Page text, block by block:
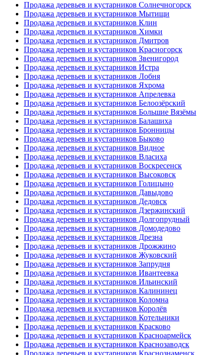
Продажа деревьев и кустарников Солнечногорск
Продажа деревьев и кустарников Мытищи
Продажа деревьев и кустарников Клин
Продажа деревьев и кустарников Химки
Продажа деревьев и кустарников Дмитров
Продажа деревьев и кустарников Красногорск
Продажа деревьев и кустарников Звенигород
Продажа деревьев и кустарников Истра
Продажа деревьев и кустарников Лобня
Продажа деревьев и кустарников Яхрома
Продажа деревьев и кустарников Апрелевка
Продажа деревьев и кустарников Белоозёрский
Продажа деревьев и кустарников Большие Вязёмы
Продажа деревьев и кустарников Балашиха
Продажа деревьев и кустарников Бронницы
Продажа деревьев и кустарников Быково
Продажа деревьев и кустарников Видное
Продажа деревьев и кустарников Власиха
Продажа деревьев и кустарников Воскресенск
Продажа деревьев и кустарников Высоковск
Продажа деревьев и кустарников Голицыно
Продажа деревьев и кустарников Давыдово
Продажа деревьев и кустарников Дедовск
Продажа деревьев и кустарников Дзержинский
Продажа деревьев и кустарников Долгопрудный
Продажа деревьев и кустарников Домодедово
Продажа деревьев и кустарников Дрезна
Продажа деревьев и кустарников Дрожжино
Продажа деревьев и кустарников Жуковский
Продажа деревьев и кустарников Запрудня
Продажа деревьев и кустарников Ивантеевка
Продажа деревьев и кустарников Ильинский
Продажа деревьев и кустарников Калининец
Продажа деревьев и кустарников Коломна
Продажа деревьев и кустарников Королёв
Продажа деревьев и кустарников Котельники
Продажа деревьев и кустарников Красково
Продажа деревьев и кустарников Красноармейск
Продажа деревьев и кустарников Краснозаводск